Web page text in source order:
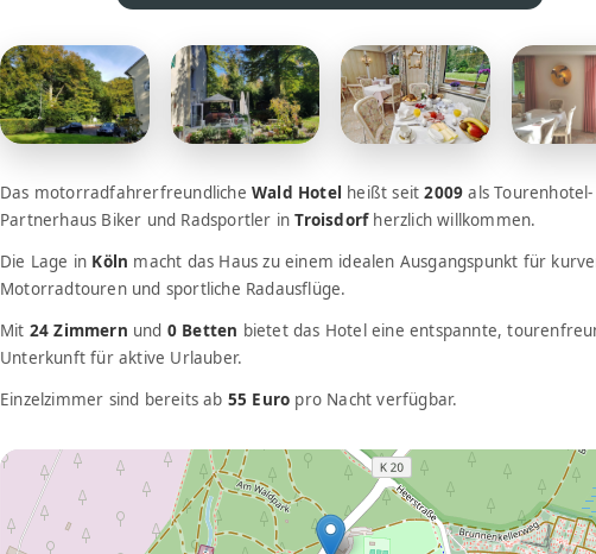
Das motorradfahrerfreundliche Wald Hotel heißt seit2009 als Tourenhotel-
Partnerhaus Biker und Radsportler inTroisdorfherzlich willkommen.
Die Lage in Köln macht das Haus zu einem idealen Ausgangspunkt für
Motorradtouren und sportliche Radausflüge.
Mit 24 Zimmern und 0 Betten bietet das Hotel eine entspannte,
Unterkunft für aktive Urlauber.
Einzelzimmer sind bereits ab 55 Euro pro Nacht verfügbar.